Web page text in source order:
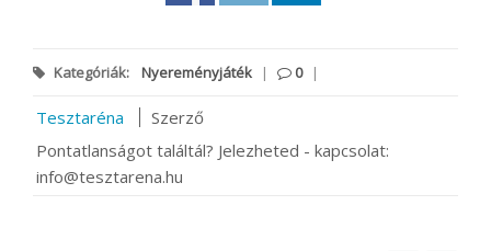
Kategóriák: Nyereményjáték | 0 |
Tesztaréna
Szerző
Pontatlanságot találtál? Jelezheted - kapcsolat:
info@tesztarena.hu